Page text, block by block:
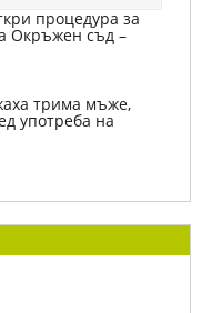
процедура за
Окръжен съд –
трима мъже,
употреба на